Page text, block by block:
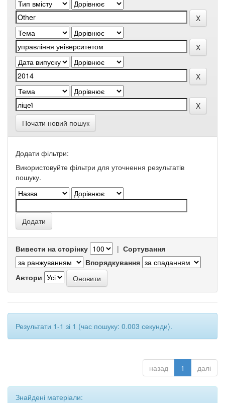
Почати новий пошук
Додати фільтри:
Використовуйте фільтри для уточнення результатів
пошуку.
Вивести на сторінку | Сортування
Впорядкування
Автори
Результати 1-1 зі 1 (час пошуку: 0.003 секунди).
назад 1 далі
Знайдені матеріали: